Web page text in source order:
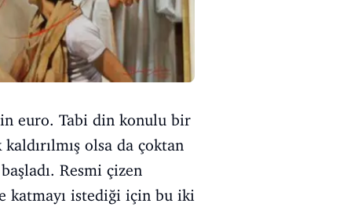
euro. Tabi din konulu bir
olsa da çoktan
Resmi çizen
katmayı istediği için bu iki